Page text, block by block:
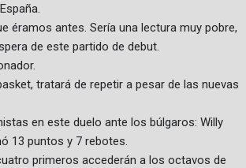
éramos antes. Sería una lectura muy pobre,
de este partido de debut.
tratará de repetir a pesar de las nuevas
en este duelo ante los búlgaros: Willy
13 puntos y 7 rebotes.
primeros accederán a los octavos de